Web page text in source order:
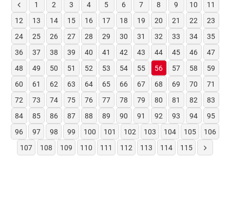
1 2 3 4 5 6 7 8 9 10
11
12
13 14 15 16 17 18 19 20 21 22
23
24
25 26 27 28 29 30 31 32 33 34
35
36
37 38 39 40 41 42 43 44 45 46
47
48
49 50 51 52 53 54 55 56 57 58
59
60
61 62 63 64 65 66 67 68 69 70
71
72
73 74 75 76 77 78 79 80 81 82
83
84
85 86 87 88 89 90 91 92 93 94
95
96
97 98 99 100 101 102 103 104 105
106
107
108 109 110 111 112 113 114 115